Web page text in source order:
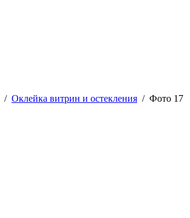
/ Оклейка витрин и остекления / Фото 17